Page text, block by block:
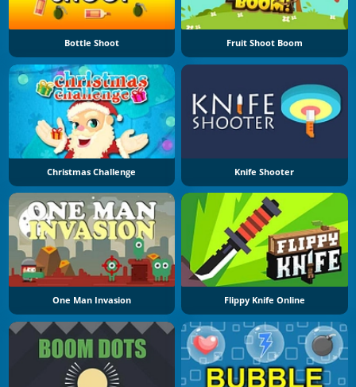
Bottle Shoot Fruit Shoot Boom
Christmas Challenge Knife Shooter
One Man Invasion Flippy Knife Online